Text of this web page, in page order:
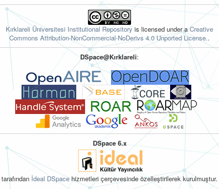
Kırklareli Üniversitesi Institutional Repository is licensed under aCreative
Commons Attribution-NonCommercial-NoDerivs 4.0 Unported License..
DSpace@Kırklareli:
DSpace 6.x
tarafından İdeal DSpacehizmetleri çerçevesinde özelleştirilerek kurulmuştur.